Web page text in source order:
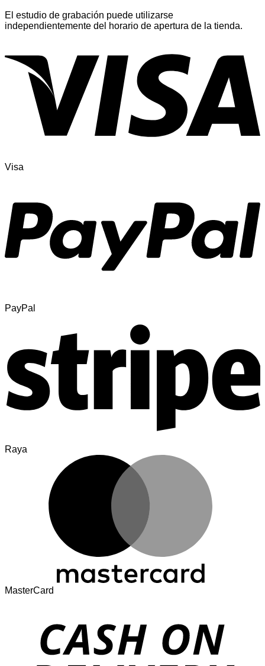
El estudio de grabación puede utilizarse
independientemente del horario de apertura de la tienda.
Visa
PayPal
Raya
MasterCard